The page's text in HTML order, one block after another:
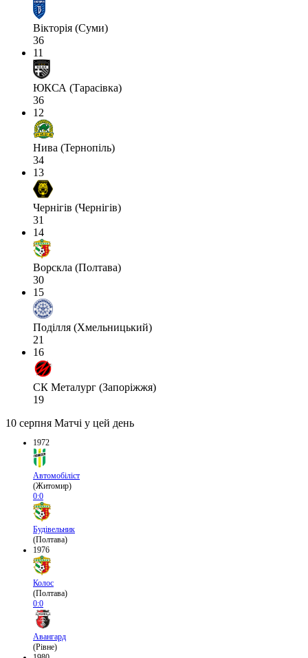
Вікторія (Суми)
36
11
ЮКСА (Тарасівка)
36
12
Нива (Тернопіль)
34
13
Чернігів (Чернігів)
31
14
Ворскла (Полтава)
30
15
Поділля (Хмельницький)
21
16
СК Металург (Запоріжжя)
19
10 серпня Матчі у цей день
1972
Автомобіліст
(Житомир)
0:0
Будівельник
(Полтава)
1976
Колос
(Полтава)
0:0
Авангард
(Рівне)